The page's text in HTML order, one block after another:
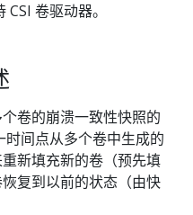
卷驱动器。
卷的崩溃一致性快照的
间点从多个卷中生成的
新填充新的卷（预先填
复到以前的状态（由快